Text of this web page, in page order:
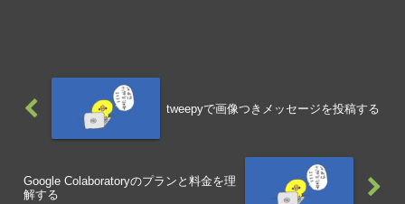
tweepyで画像つきメッセージを投稿する
Google Colaboratoryのプランと料金を理
解する